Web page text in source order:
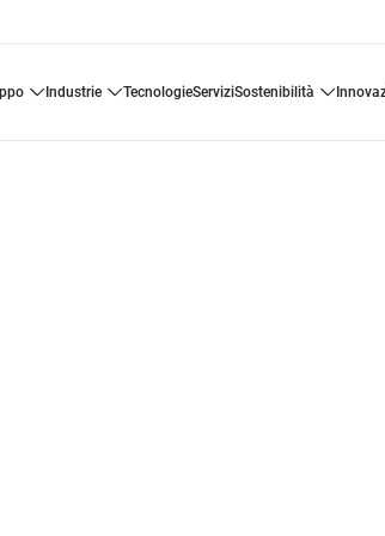
industrie tecnologie servizi sostenibilità